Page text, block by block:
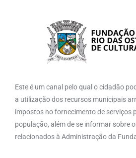
Este é um canal pelo qual o cidadão
a utilização dos recursos municipais
impostos no fornecimento de serviços
população, além de se informar sobre
relacionados à Administração da